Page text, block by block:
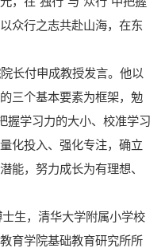
众行之志共赴山海，在东
长付申成教授发言。他以
三个基本要素为框架，勉
握学习力的大小、校准学习
化投入、强化专注，确立
能，努力成长为有理想、
生，清华大学附属小学校
育学院基础教育研究所所